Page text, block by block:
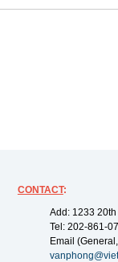
CONTACT:
Add: 1233
Tel: 202-861-
Email